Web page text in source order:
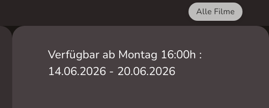
Alle Filme
Verfügbar ab Montag 16:00h :
14.06.2026 - 20.06.2026